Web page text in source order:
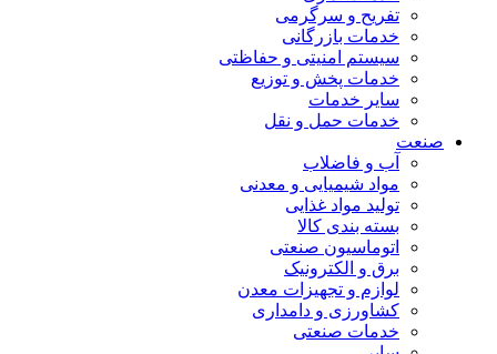
تفریح و سرگرمی
خدمات بازرگانی
سیستم امنیتی و حفاظتی
خدمات پخش و توزیع
سایر خدمات
خدمات حمل و نقل
صنعت
آب و فاضلاب
مواد شیمیایی و معدنی
تولید مواد غذایی
بسته بندی کالا
اتوماسیون صنعتی
برق و الکترونیک
لوازم و تجهیزات معدن
کشاورزی و دامداری
خدمات صنعتی